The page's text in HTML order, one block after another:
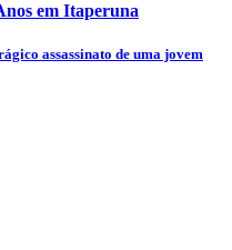
em Itaperuna
assassinato de uma jovem